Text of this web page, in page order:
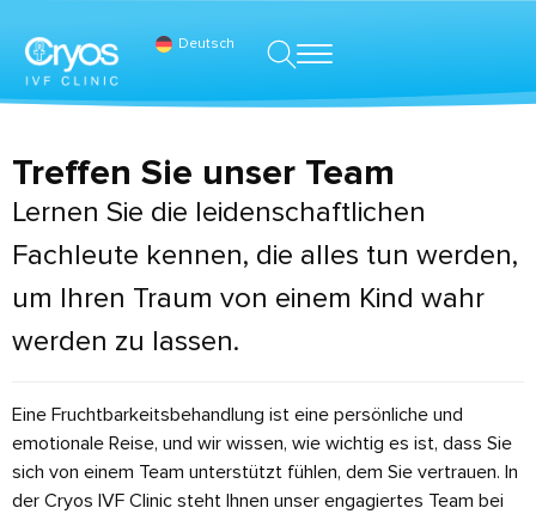
Deutsch
Treffen Sie unser Team
Lernen Sie die leidenschaftlichen
Fachleute kennen, die alles tun werden,
um Ihren Traum von einem Kind wahr
werden zu lassen.
Eine Fruchtbarkeitsbehandlung ist eine persönliche und
emotionale Reise, und wir wissen, wie wichtig es ist, dass Sie
sich von einem Team unterstützt fühlen, dem Sie vertrauen. In
der Cryos IVF Clinic steht Ihnen unser engagiertes Team bei